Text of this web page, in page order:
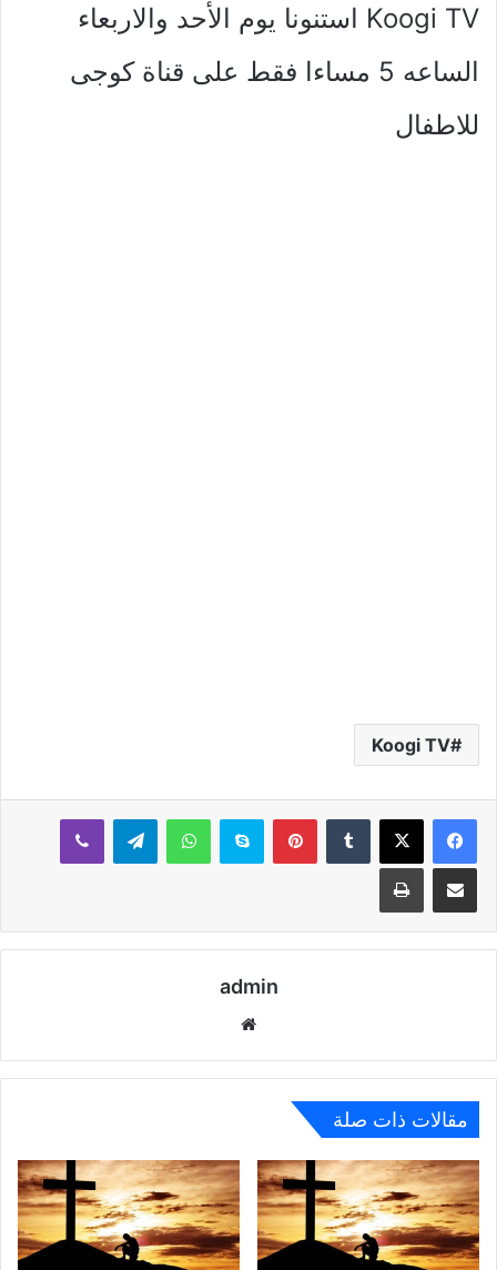
Koogi TV استنونا يوم الأحد والاربعاء
الساعه 5 مساءا فقط على قناة كوجى
للاطفال
Koogi TV
بينتيريستسكايب واتساب تيلقرام ڤايبر
مشاركة عبر البريد طباعة
admin
مقالات ذات صلة